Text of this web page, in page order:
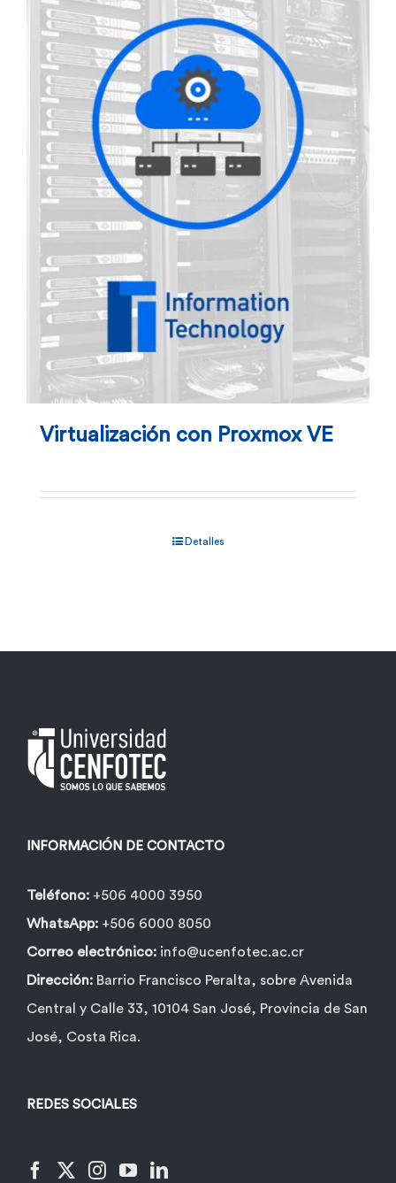
Virtualización con Proxmox VE
Detalles
INFORMACIÓN DE CONTACTO
Teléfono: +506 4000 3950
WhatsApp: +506 6000 8050
Correo electrónico: info@ucenfotec.ac.cr
Dirección: Barrio Francisco Peralta, sobre Avenida
Central y Calle 33, 10104 San José, Provincia de San
José, Costa Rica.
REDES SOCIALES